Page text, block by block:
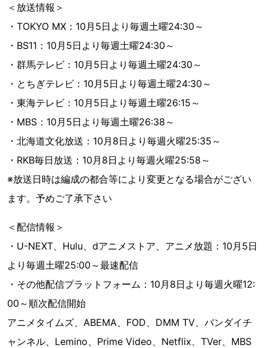
＜放送情報＞
・TOKYO MX：10月5日より毎週土曜24:30～
・BS11：10月5日より毎週土曜24:30～
・群馬テレビ：10月5日より毎週土曜24:30～
・とちぎテレビ：10月5日より毎週土曜24:30～
・東海テレビ：10月5日より毎週土曜26:15～
・MBS：10月5日より毎週土曜26:38～
・北海道文化放送：10月8日より毎週火曜25:35～
・RKB毎日放送：10月8日より毎週火曜25:58～
※放送日時は編成の都合等により変更となる場合がござい
ます。予めご了承下さい
＜配信情報＞
・U-NEXT、Hulu、dアニメストア、アニメ放題：10月5日
より毎週土曜25:00～最速配信
・その他配信プラットフォーム：10月8日より毎週火曜12:
00～順次配信開始
アニメタイムズ、ABEMA、FOD、DMM TV、バンダイチ
ャンネル、Lemino、Prime Video、Netflix、TVer、MBS